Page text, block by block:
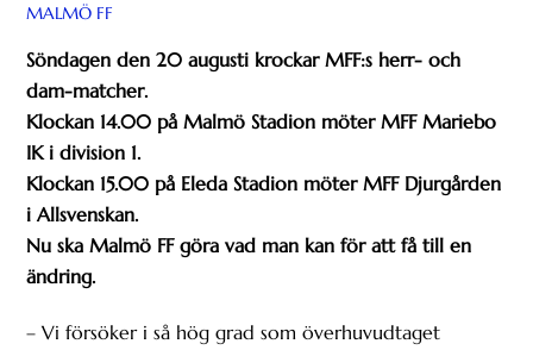
MALMÖ FF
Söndagen den 20 augusti krockar MFF:s herr- och
dam-matcher.
Klockan 14.00 på Malmö Stadion möter MFF Mariebo
IK i division 1.
Klockan 15.00 på Eleda Stadion möter MFF Djurgården
i Allsvenskan.
Nu ska Malmö FF göra vad man kan för att få till en
ändring.
– Vi försöker i så hög grad som överhuvudtaget